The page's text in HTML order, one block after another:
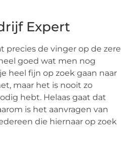
Expert
precies de vinger op de zere
goed wat men nog
heel fijn op zoek gaan naar
maar het is nooit zo
hebt. Helaas gaat dat
is het aanvragen van
die hiernaar op zoek